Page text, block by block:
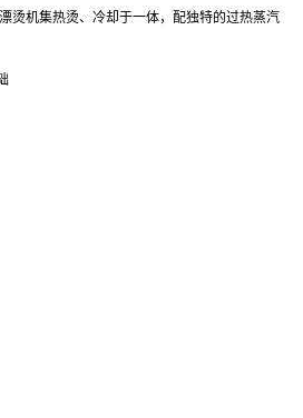
烫机集热烫、冷却于一体，配独特的过热蒸汽